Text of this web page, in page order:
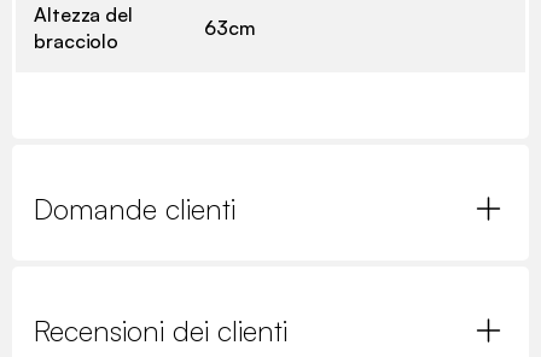
Altezza del
bracciolo
63cm
Domande clienti
Recensioni dei clienti